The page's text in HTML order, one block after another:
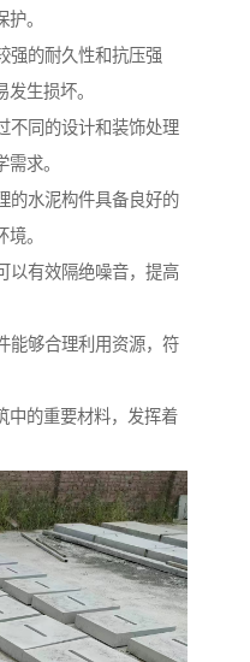
。
强的耐久性和抗压强
生损坏。
不同的设计和装饰处理
求。
的水泥构件具备良好的
。
以有效隔绝噪音，提高
能够合理利用资源，符
中的重要材料，发挥着